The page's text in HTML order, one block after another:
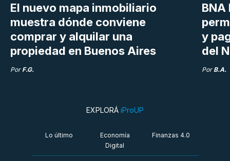
El nuevo mapa inmobiliario
muestra dónde conviene
comprar y alquilar una
propiedad en Buenos Aires
Por F.G.
BNA
y
del
Por B.A.
EXPLORÁ iProUP
Lo último
Economía
Digital
Finanzas 4.0